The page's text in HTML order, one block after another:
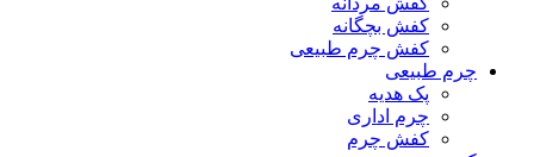
کفش بچگانه
کفش چرم طبیعی
چرم طبیعی
پک هدیه
چرم اداری
کفش چرم